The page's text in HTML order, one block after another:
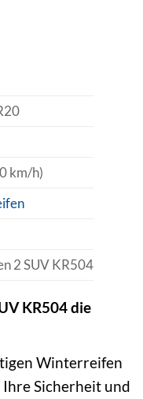
km/h)
2 SUV KR504
KR504 die
Winterreifen
Sicherheit und